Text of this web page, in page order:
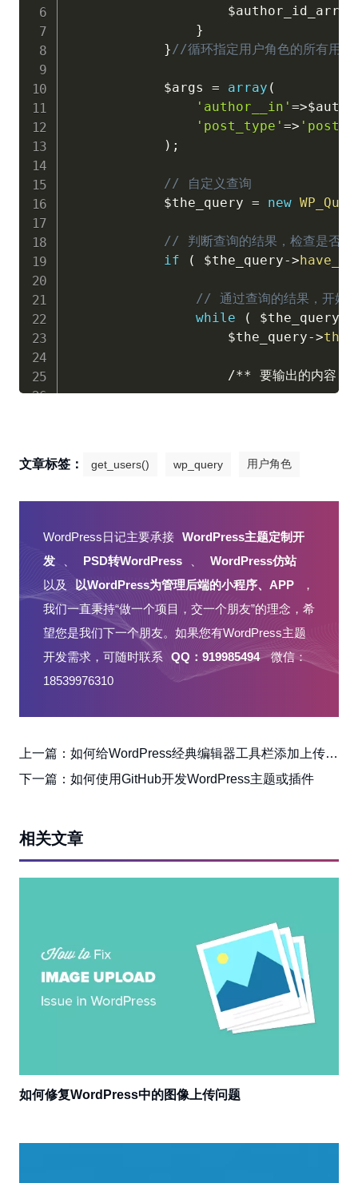
$author_id_arr
}
}//循环指定用户角色的所有用
$args = array (
'author__in' =>
'post_type' => 'post'
) ;
// 自定义查询
$the_query = new
// 判断查询的结果，检查是否有
if
( $the_query->
// 通过查询的结果，开始
while
( $the_query
$the_query->
/** 要输出的内容，
            // 重置请求数据
文章标签： get_users() wp_query 用户角色
WordPress日记主要承接 WordPress主题定制开
发
PSD转WordPress
WordPress仿站
以及
以WordPress为管理后端的小程序、APP
，
我们一直秉持“做一个项目，交一个朋友”的理念，希
望您是我们下一个朋友。如果您有WordPress主题
开发需求，可随时联系
QQ：919985494 微信：
18539976310
上一篇： 如何给WordPress经典编辑器工具栏添加上传图片按钮
下一篇： 如何使用GitHub开发WordPress主题或插件
相关文章
如何修复WordPress中的图像上传问题